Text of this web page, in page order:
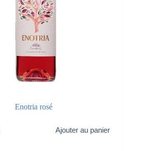
Enotria rosé
Ajouter au panier